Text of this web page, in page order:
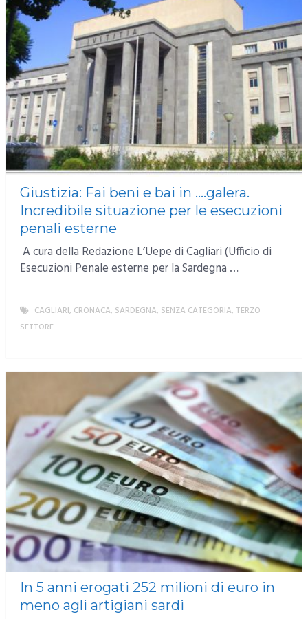
Giustizia: Fai beni e bai in ….galera.
Incredibile situazione per le esecuzioni
penali esterne
A cura della Redazione L’Uepe di Cagliari (Ufficio di
Esecuzioni Penale esterne per la Sardegna …
CAGLIARI, CRONACA, SARDEGNA, SENZA CATEGORIA, TERZO
SETTORE
In 5 anni erogati 252 milioni di euro in
meno agli artigiani sardi